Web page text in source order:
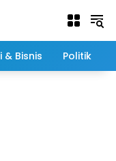
& Bisnis Politik